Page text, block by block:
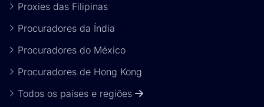
Proxies das Filipinas
Procuradores da Índia
Procuradores do México
Procuradores de Hong Kong
Todos os países e regiões